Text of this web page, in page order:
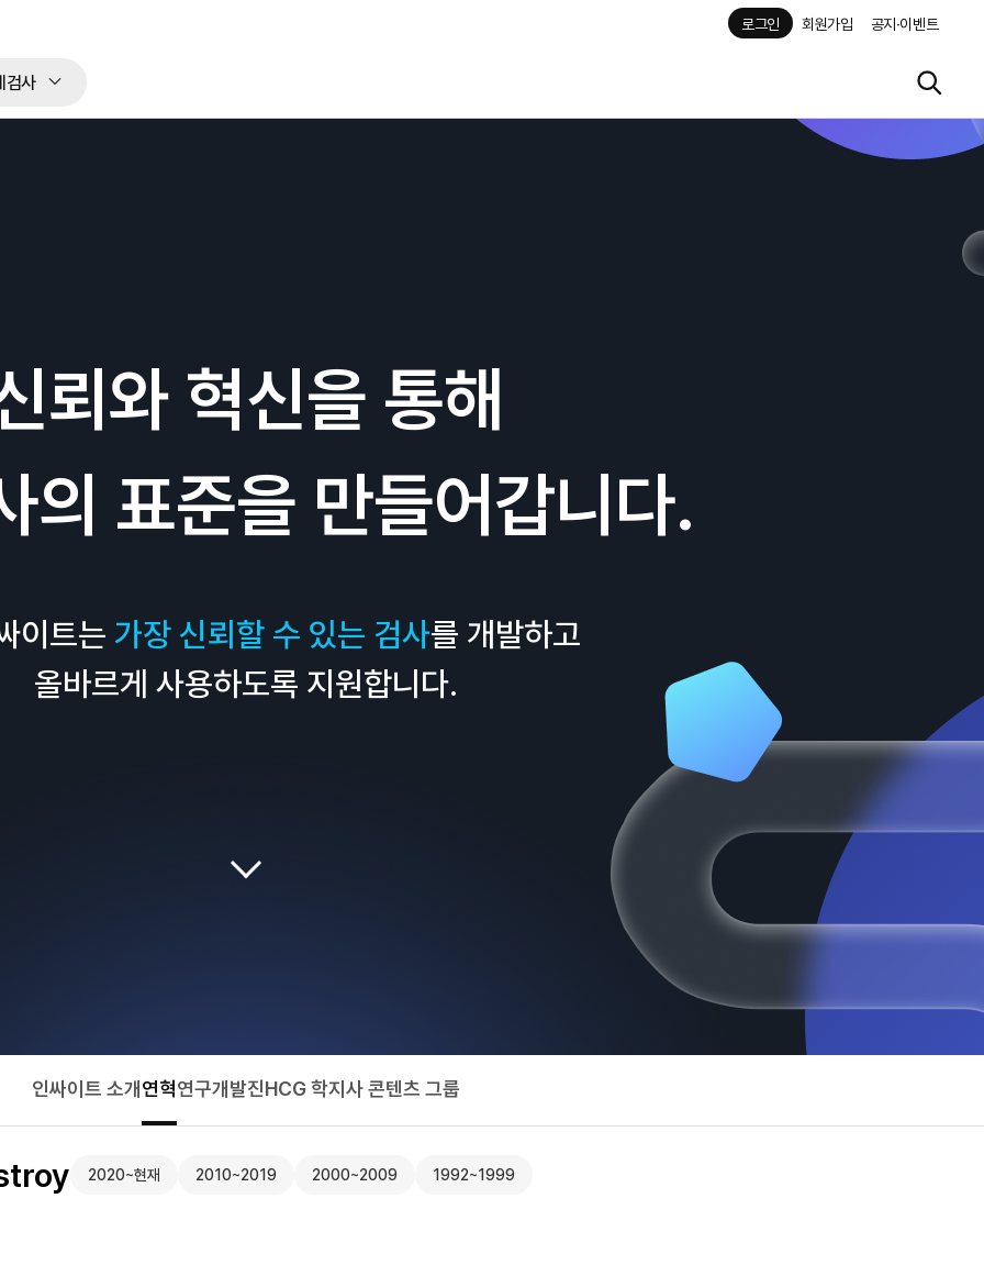
검사
로그인 회원가입 공지·이벤트
뢰와 혁신을 통해
의 표준을 만들어갑니다.
이트는 가장 신뢰할 수 있는 검사를 개발하고
올바르게 사용하도록 지원합니다.
인싸이트 소개연혁연구개발진HCG 학지사 콘텐츠 그룹
2020~현재 2010~2019 2000~2009 1992~1999